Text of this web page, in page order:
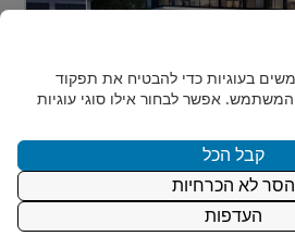
אביב, במרחק דקות הליכה ספורות
מהלוקיישנים האייקוניים ביותר בעיר, מציעה Rozio
קרא עוד
בעוגיות כדי להבטיח את תפקוד
אפשר לבחור אילו סוגי עוגיות
קבל הכל
הסר לא הכרחיות
העדפות